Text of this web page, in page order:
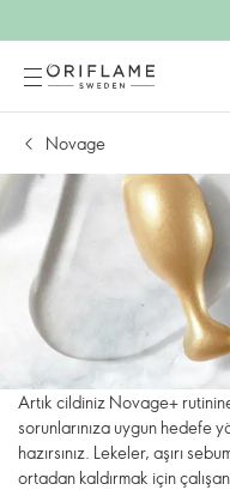
Novage
Artık cildiniz Novage+
sorunlarınıza uygun hedefe
hazırsınız. Lekeler, aşırı
ortadan kaldırmak için